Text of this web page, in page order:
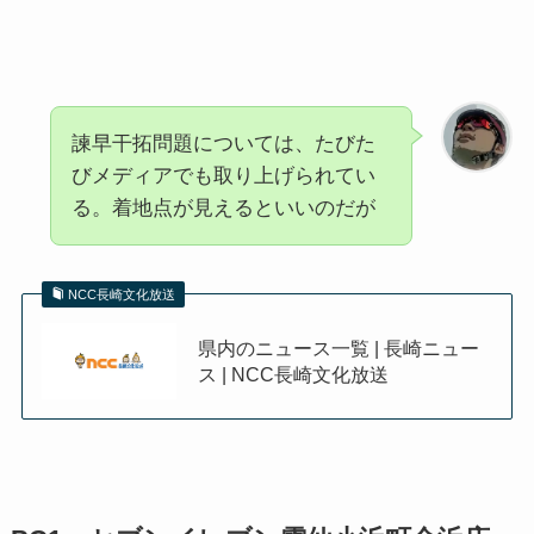
諫早干拓問題については、たびた
びメディアでも取り上げられてい
る。着地点が見えるといいのだが
NCC長崎文化放送
県内のニュース一覧 | 長崎ニュー
ス | NCC長崎文化放送